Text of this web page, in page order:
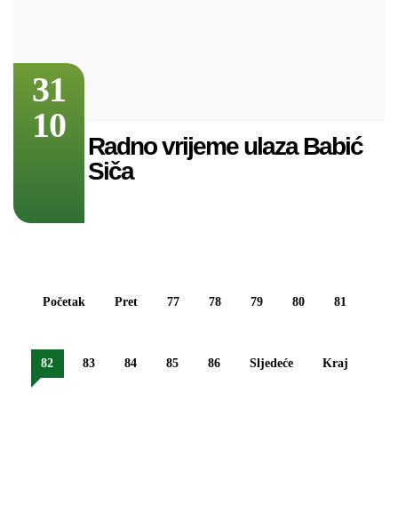
31
10
Radno vrijeme ulaza Babić
Siča
Početak Pret 77 78 79 80 81
82 83 84 85 86 Sljedeće Kraj